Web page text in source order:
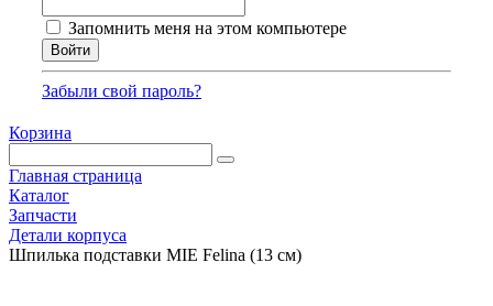
Запомнить меня на этом компьютере
Забыли свой пароль?
Корзина
Главная страница
Каталог
Запчасти
Детали корпуса
Шпилька подставки MIE Felina (13 см)